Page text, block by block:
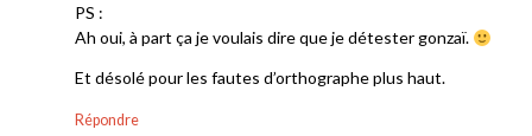
PS :
Ah oui, à part ça je voulais dire que je détester gonzaï.
Et désolé pour les fautes d’orthographe plus haut.
Répondre